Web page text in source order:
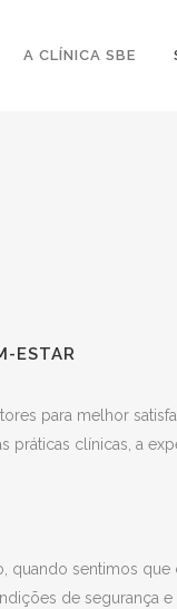
A CLÍNICA SBE
ESTAR
para melhor
práticas clínicas, a
quando sentimos
de segurança